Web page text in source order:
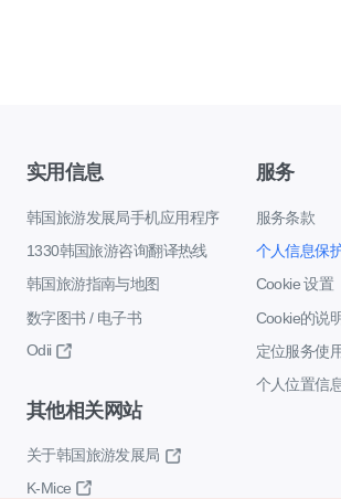
实用信息
韩国旅游发展局手机应用程序
1330韩国旅游咨询翻译热线
韩国旅游指南与地图
数字图书 / 电子书
Odii
服务
服务条款
个人信息保
Cookie 设置
Cookie的说
定位服务使
个人位置信
其他相关网站
关于韩国旅游发展局
K-Mice